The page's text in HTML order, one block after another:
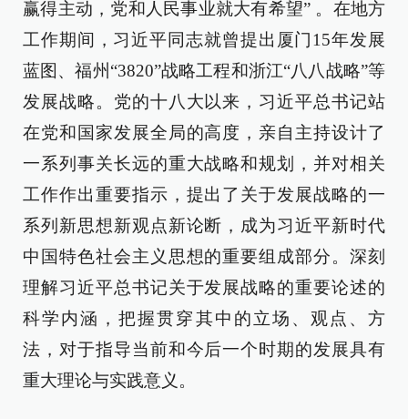
赢得主动，党和人民事业就大有希望” 。在地方
工作期间，习近平同志就曾提出厦门15年发展
蓝图、福州“3820”战略工程和浙江“八八战略”等
发展战略。党的十八大以来，习近平总书记站
在党和国家发展全局的高度，亲自主持设计了
一系列事关长远的重大战略和规划，并对相关
工作作出重要指示，提出了关于发展战略的一
系列新思想新观点新论断，成为习近平新时代
中国特色社会主义思想的重要组成部分。深刻
理解习近平总书记关于发展战略的重要论述的
科学内涵，把握贯穿其中的立场、观点、方
法，对于指导当前和今后一个时期的发展具有
重大理论与实践意义。